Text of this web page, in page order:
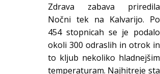
Zdrava zabava priredila
Nočni tek na Kalvarijo. Po
454 stopnicah se je podalo
okoli 300 odraslih in otrok in
to kljub nekoliko hladnejšim
temperaturam. Najhitreje sta